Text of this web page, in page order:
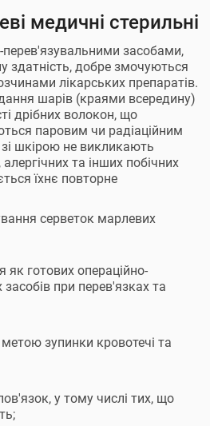
медичні стерильні
перев'язувальними засобами,
здатність, добре змочуються
лікарських препаратів.
шарів (краями всередину)
дрібних волокон, що
паровим чи радіаційним
шкірою не викликають
та інших побічних
їхнє повторне
серветок марлевих
як готових операційно-
при перев'язках та
зупинки кровотечі та
у тому числі тих, що